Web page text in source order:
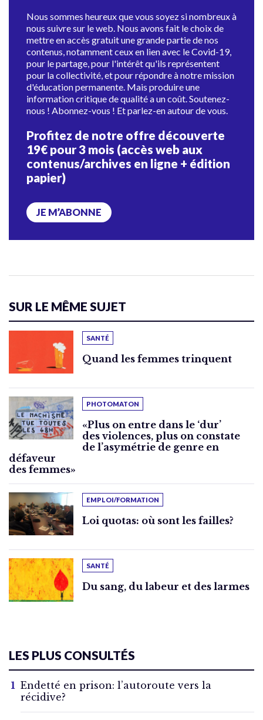
Nous sommes heureux que vous soyez si nombreux à
nous suivre sur le web. Nous avons fait le choix de
mettre en accès gratuit une grande partie de nos
contenus, notamment ceux en lien avec le Covid-19,
pour le partage, pour l'intérêt qu'ils représentent
pour la collectivité, et pour répondre à notre mission
d'éducation permanente. Mais produire une
information critique de qualité a un coût. Soutenez-
nous ! Abonnez-vous ! Et parlez-en autour de vous.
Profitez de notre offre découverte
19€ pour 3 mois (accès web aux
contenus/archives en ligne + édition
papier)
JE M’ABONNE
SUR LE MÊME SUJET
SANTÉ
Quand les femmes trinquent
PHOTOMATON
«Plus on entre dans le ‘dur’
des violences, plus on constate
de l’asymétrie de genre en
défaveur
des femmes»
EMPLOI/FORMATION
Loi quotas: où sont les failles?
SANTÉ
Du sang, du labeur et des larmes
LES PLUS CONSULTÉS
Endetté en prison: l’autoroute vers la
récidive?